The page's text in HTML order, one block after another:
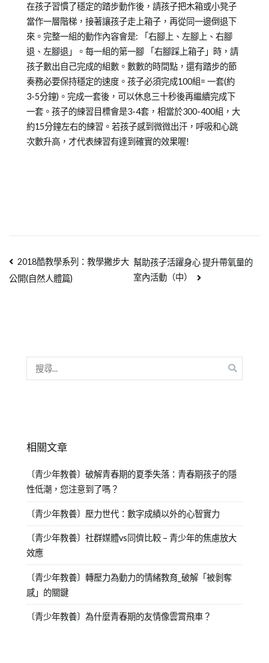
在孩子習慣了穩定的踏步動作後，請孩子把木箱或小凳子
當作一層階梯，接著讓孩子走上箱子，再從同一邊倒退下
來。完整一組的動作內容會是: 「右腳上、左腳上、右腳
退、左腳退」。每一組的第一腳 「右腳踩上箱子」時，請
孩子數出自己完成的組數。數數的時間點，還有踏步的節
奏務必要保持穩定的速度。孩子必須完成100組= 一套(約
3-5分鐘)。完成一套後，可以休息三十秒後再繼續完成下
一套。孩子的練習目標會是3-4套，相當於300-400組，大
約15分鐘左右的練習。若孩子感到微微出汗，呼吸和心跳
次數升高，才代表練習有達到確實的效果喔!
2018酷教學系列：教學撇步大
公開(自然人體篇)
幫助孩子活躍身心 提升帶氧量的
室內活動（中）
相關文章
〔青少年教養〕破解青春期的夏季失落：青春期孩子的隱
性低潮，您注意到了嗎？
〔青少年教養〕壓力世代：數字成績以外的心智實力
〔青少年教養〕社群媒體vs同儕比較 – 青少年的焦慮放大
效應
〔青少年教養〕轉壓力為動力的情緒教育_破解「被剝奪
感」的關鍵
〔青少年教養〕為什麼青春期的友情像雲霄飛車？